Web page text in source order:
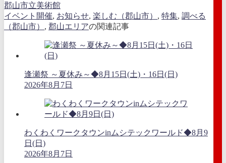
郡山市立美術館
イベント開催, お知らせ, 楽しむ（郡山市） , 特集, 調べる
（郡山市） , 郡山エリアの関連記事
逢瀬祭 ～夏休み～◆8月15日(土)・16日(日)
2026年8月7日
わくわくワークタウンinムシテックワールド◆8月9
日(日)
2026年8月7日